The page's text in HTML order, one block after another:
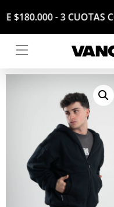
- 3 CUOTAS